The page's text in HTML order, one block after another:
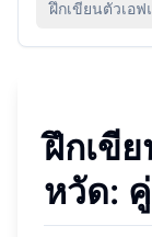
ฝึกเขียนตัวเอ
ฝึกเขี
หวัด: